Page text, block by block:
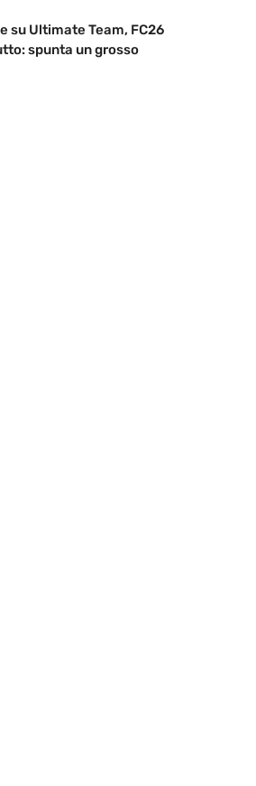
su Ultimate Team, FC26
spunta un grosso